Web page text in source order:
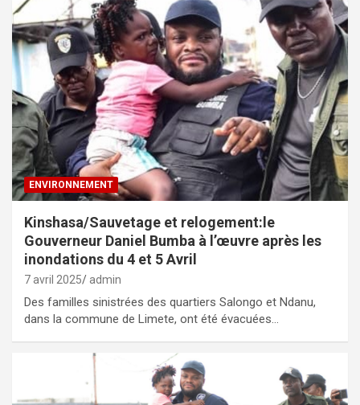
ENVIRONNEMENT
Kinshasa/Sauvetage et relogement:le
Gouverneur Daniel Bumba à l’œuvre après les
inondations du 4 et 5 Avril
7 avril 2025 admin
Des familles sinistrées des quartiers Salongo et Ndanu,
dans la commune de Limete, ont été évacuées…